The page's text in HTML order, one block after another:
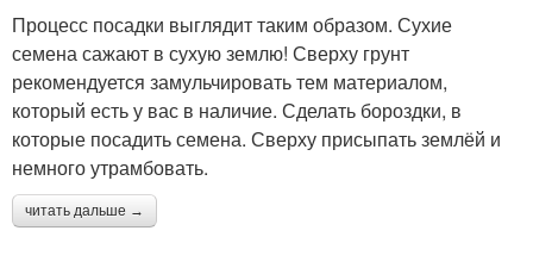
Процесс посадки выглядит таким образом. Сухие
семена сажают в сухую землю! Сверху грунт
рекомендуется замульчировать тем материалом,
который есть у вас в наличие. Сделать бороздки, в
которые посадить семена. Сверху присыпать землёй и
немного утрамбовать.
читать дальше →